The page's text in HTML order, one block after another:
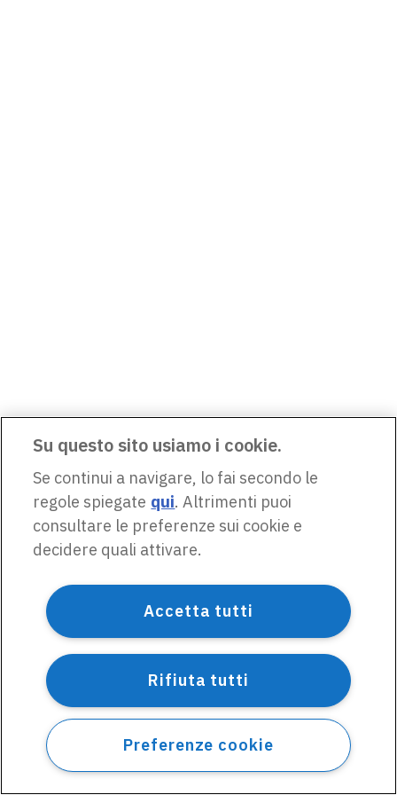
Su questo sito usiamo i cookie.
Se continui a navigare, lo fai secondo le
regole spiegate qui. Altrimenti puoi
consultare le preferenze sui cookie e
decidere quali attivare.
Accetta tutti
Rifiuta tutti
Preferenze cookie